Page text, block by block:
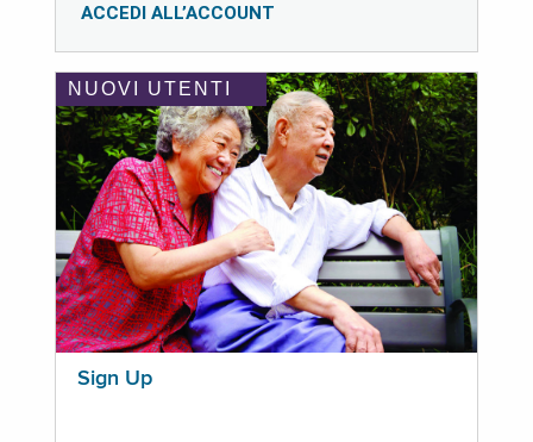
ACCEDI ALL’ACCOUNT
NUOVI UTENTI
Sign Up